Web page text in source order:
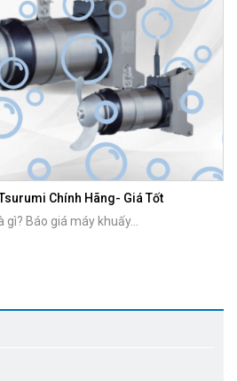
Chính Hãng- Giá Tốt
Báo giá máy khuấy...